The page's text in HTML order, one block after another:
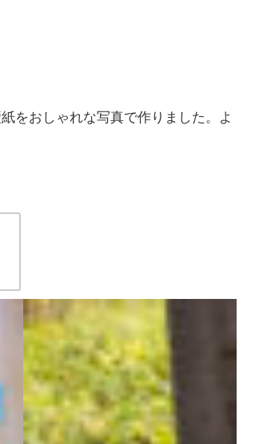
をおしゃれな写真で作りました。よ